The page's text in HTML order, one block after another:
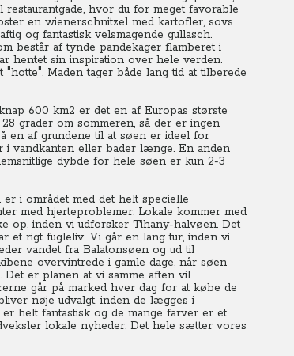
hvor du for meget favorable
en wienerschnitzel med kartofler, sovs
og fantastisk velsmagende gullasch.
består af tynde pandekager flamberet i
hentet sin inspiration over hele verden.
Maden tager både lang tid at tilberede
600 km2 er det en af Europas største
grader om sommeren, så der er ingen
en af grundene til at søen er ideel for
vandkanten eller bader længe. En anden
dybde for hele søen er kun 2-3
i området med det helt specielle
med hjerteproblemer. Lokale kommer med
op, inden vi udforsker Tihany-halvøen. Det
et rigt fugleliv. Vi går en lang tur, inden vi
vandet fra Balatonsøen og ud til
overvintrede i gamle dage, når søen
er planen at vi samme aften vil
går på marked hver dag for at købe de
nøje udvalgt, inden de lægges i
helt fantastisk og de mange farver er et
lokale nyheder. Det hele sætter vores